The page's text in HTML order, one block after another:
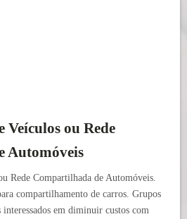
ou Rede
Automóveis
Rede Compartilhada de Automóveis.
compartilhamento de carros. Grupos
em diminuir custos com